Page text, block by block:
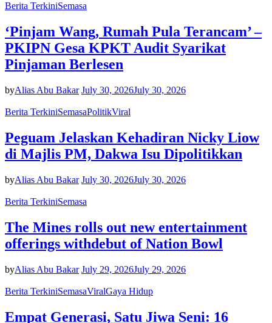
Berita TerkiniSemasa
‘Pinjam Wang, Rumah Pula Terancam’ –
PKIPN Gesa KPKT Audit Syarikat
Pinjaman Berlesen
byAlias Abu Bakar July 30, 2026July 30, 2026
Berita TerkiniSemasaPolitikViral
Peguam Jelaskan Kehadiran Nicky Liow
di Majlis PM, Dakwa Isu Dipolitikkan
byAlias Abu Bakar July 30, 2026July 30, 2026
Berita TerkiniSemasa
The Mines rolls out new entertainment
offerings withdebut of Nation Bowl
byAlias Abu Bakar July 29, 2026July 29, 2026
Berita TerkiniSemasaViralGaya Hidup
Empat Generasi, Satu Jiwa Seni: 16